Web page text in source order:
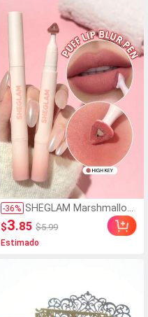
aquillaje Para Mujeres Y
-36% SHEGLAM Marshmallow
Puff Pluma Difuminador
a para Labios-111 high k
ey Marca de Belleza Co
$3.85 $5.99
Estimado